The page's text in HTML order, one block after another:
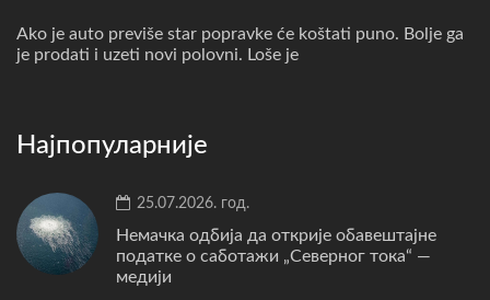
Ako je auto previše star popravke će koštati puno. Bolje ga
je prodati i uzeti novi polovni. Loše je
Најпопуларније
25.07.2026. год.
Немачка одбија да открије обавештајне
податке о саботажи „Северног тока“ —
медији